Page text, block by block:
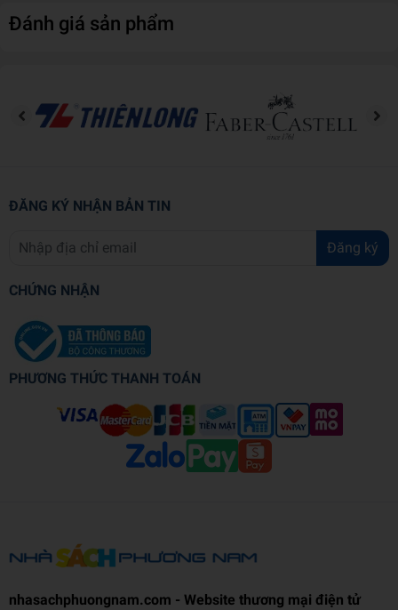
người sử dụng. Gáy vở được đóng theo công nghệ ép keo đa
lớp của Nhật Bản, gáy vở vuông đẹp không bị bong ra trong
Dùng để ghi chép trong học tập, công việc, thích hợp sử
dụng cho học sinh, sinh viên, nhân viên văn phòng...
Đánh giá sản phẩm
ĐĂNG KÝ NHẬN BẢN TIN
Đăng ký
CHỨNG NHẬN
PHƯƠNG THỨC THANH TOÁN
nhasachphuongnam.com - Website thương mại điện tử